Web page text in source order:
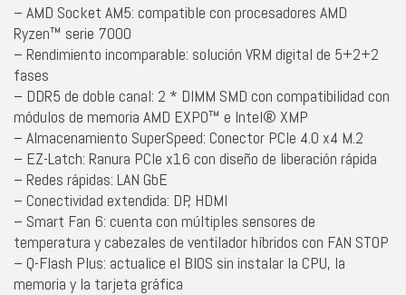
– AMD Socket AM5: compatible con procesadores AMD
Ryzen™ serie 7000
– Rendimiento incomparable: solución VRM digital de 5+2+2
fases
– DDR5 de doble canal: 2 * DIMM SMD con compatibilidad con
módulos de memoria AMD EXPO™ e Intel® XMP
– Almacenamiento SuperSpeed: Conector PCIe 4.0 x4 M.2
– EZ-Latch: Ranura PCIe x16 con diseño de liberación rápida
– Redes rápidas: LAN GbE
– Conectividad extendida: DP, HDMI
– Smart Fan 6: cuenta con múltiples sensores de
temperatura y cabezales de ventilador híbridos con FAN STOP
– Q-Flash Plus: actualice el BIOS sin instalar la CPU, la
memoria y la tarjeta gráfica